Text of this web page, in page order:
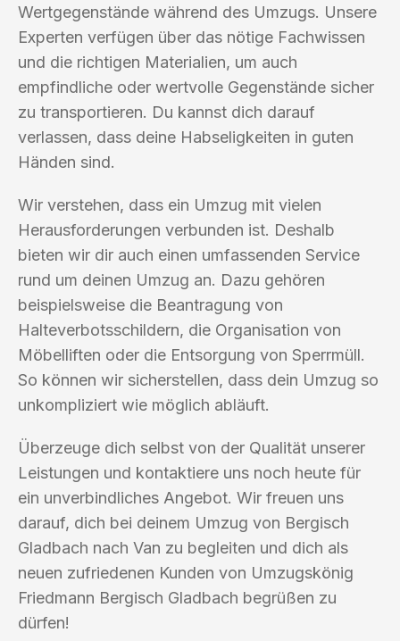
Wertgegenstände während des Umzugs. Unsere
Experten verfügen über das nötige Fachwissen
und die richtigen Materialien, um auch
empfindliche oder wertvolle Gegenstände sicher
zu transportieren. Du kannst dich darauf
verlassen, dass deine Habseligkeiten in guten
Händen sind.
Wir verstehen, dass ein Umzug mit vielen
Herausforderungen verbunden ist. Deshalb
bieten wir dir auch einen umfassenden Service
rund um deinen Umzug an. Dazu gehören
beispielsweise die Beantragung von
Halteverbotsschildern, die Organisation von
Möbelliften oder die Entsorgung von Sperrmüll.
So können wir sicherstellen, dass dein Umzug so
unkompliziert wie möglich abläuft.
Überzeuge dich selbst von der Qualität unserer
Leistungen und kontaktiere uns noch heute für
ein unverbindliches Angebot. Wir freuen uns
darauf, dich bei deinem Umzug von Bergisch
Gladbach nach Van zu begleiten und dich als
neuen zufriedenen Kunden von Umzugskönig
Friedmann Bergisch Gladbach begrüßen zu
dürfen!